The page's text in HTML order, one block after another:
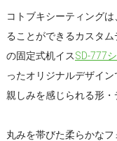
コトブキシーティング
ることができるカスタ
の固定式机イスSD-777
ったオリジナルデザイ
親しみを感じられる形・
丸みを帯びた柔らかな